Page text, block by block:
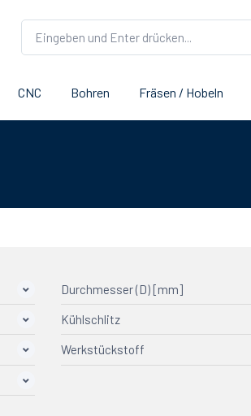
CNC Bohren Fräsen / Hobeln
Durchmesser (D) [mm]
Kühlschlitz
KS
Werkstückstoff